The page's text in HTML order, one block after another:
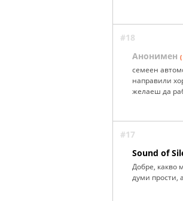
#18
Анонимен
семеен
направили
желаеш да
#17
Sound of
Добре, какво
думи прости,